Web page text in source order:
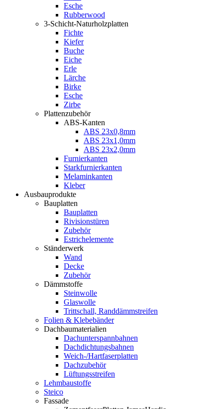
Esche
Rubberwood
3-Schicht-Naturholzplatten
Fichte
Kiefer
Buche
Eiche
Erle
Lärche
Birke
Esche
Zirbe
Plattenzubehör
ABS-Kanten
ABS 23x0,8mm
ABS 23x1,0mm
ABS 23x2,0mm
Furnierkanten
Starkfurnierkanten
Melaminkanten
Kleber
Ausbauprodukte
Bauplatten
Bauplatten
Rivisionstüren
Zubehör
Estrichelemente
Ständerwerk
Wand
Decke
Zubehör
Dämmstoffe
Steinwolle
Glaswolle
Trittschall, Randdämmstreifen
Folien & Klebebänder
Dachbaumaterialien
Dachunterspannbahnen
Dachdichtungsbahnen
Weich-/Hartfaserplatten
Dachzubehör
Lüftungsstreifen
Lehmbaustoffe
Steico
Fassade